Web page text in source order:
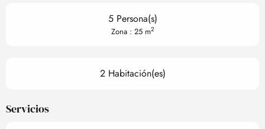
5 Persona(s)
Zona : 25 m2
2 Habitación(es)
Servicios